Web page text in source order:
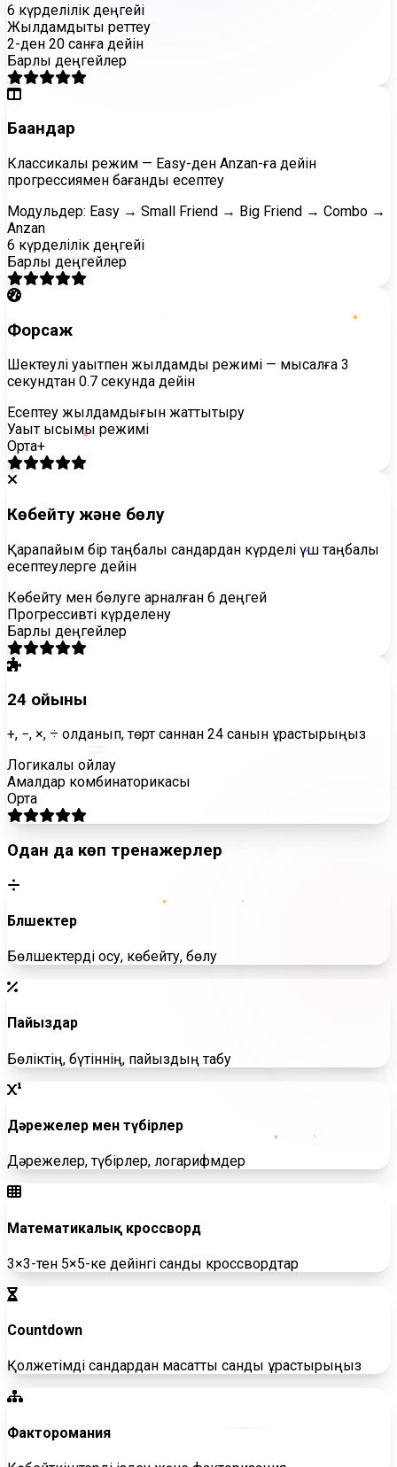
=
6 күрделілік деңгейі
Жылдамдықты реттеу
2-ден 20 санға дейін
Барлық деңгейлер
Бағандар
Классикалық режим — Easy-ден Anzan-ға дейін
прогрессиямен бағандық есептеу
Модульдер: Easy → Small Friend → Big Friend → Combo →
Anzan
6 күрделілік деңгейі
Барлық деңгейлер
Форсаж
Шектеулі уақытпен жылдамдық режимі — мысалға 3
секундтан 0.7 секундқа дейін
Есептеу жылдамдығын жаттықтыру
Уақыт қысымы режимі
Орта+
Көбейту және бөлу
Қарапайым бір таңбалы сандардан күрделі үш таңбалы
есептеулерге дейін
Көбейту мен бөлуге арналған 6 деңгей
Прогрессивті күрделену
Барлық деңгейлер
24 ойыны
+, −, ×, ÷ қолданып, төрт саннан 24 санын құрастырыңыз
Логикалық ойлау
Амалдар комбинаторикасы
Орта
Одан да көп тренажерлер
Бөлшектер
Бөлшектерді қосу, көбейту, бөлу
Пайыздар
Бөліктің, бүтіннің, пайыздың табу
Дәрежелер мен түбірлер
Дәрежелер, түбірлер, логарифмдер
Математикалық кроссворд
3×3-тен 5×5-ке дейінгі сандық кроссвордтар
Countdown
Қолжетімді сандардан мақсатты санды құрастырыңыз
Факторомания